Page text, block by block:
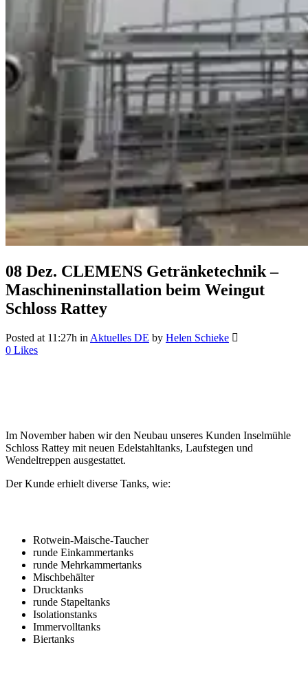
08 Dez. CLEMENS Getränketechnik –
Maschineninstallation beim Weingut
Schloss Rattey
Posted at 11:27h in Aktuelles DE by Helen Schieke
0 Likes
Im November haben wir den Neubau unseres Kunden Inselmühle
Schloss Rattey mit neuen Edelstahltanks, Laufstegen und
Wendeltreppen ausgestattet.
Der Kunde erhielt diverse Tanks, wie:
Rotwein-Maische-Taucher
runde Einkammertanks
runde Mehrkammertanks
Mischbehälter
Drucktanks
runde Stapeltanks
Isolationstanks
Immervolltanks
Biertanks